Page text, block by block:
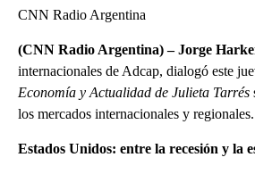
CNN Radio Argentina
(CNN Radio Argentina) – Jorge
internacionales de Adcap, dialogó este
Economía y Actualidad de Julieta Tarrés
los mercados internacionales y regionales.
Estados Unidos: entre la recesión y la